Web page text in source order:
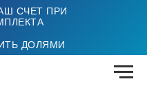
СЧЕТ ПРИ
ДОЛЯМИ